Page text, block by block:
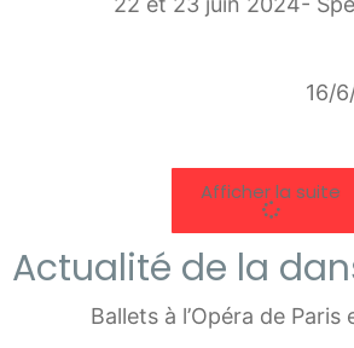
16/
Afficher la suite
Actualité de la
Ballets à l’Opéra de